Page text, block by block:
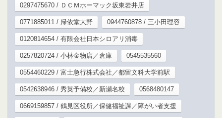
0297475670 / ＤＣＭホーマック坂東岩井店
0771885011 / 帰依堂大野 0944760878 / 三小田理容
0120814654 / 有限会社日本シロアリ消毒
0257820724 / 小林金物店／倉庫 0545535560
0554460229 / 富士急行株式会社／都留文科大学前駅
0542638946 / 秀英予備校／新瀬名校 0568480147
0669159857 / 鶴見区役所／保健福祉課／障がい者支援